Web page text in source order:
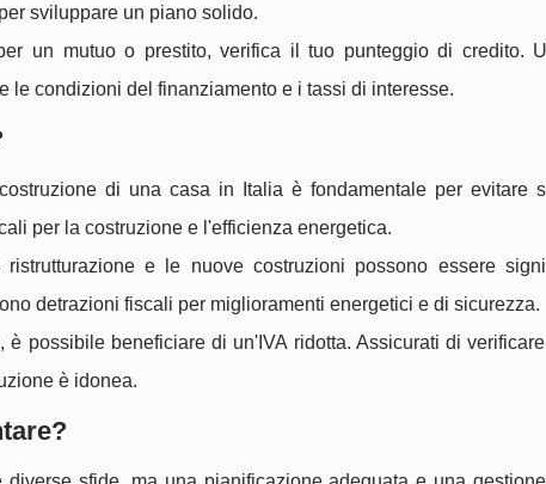
sviluppare un piano solido.
un mutuo o prestito, verifica il tuo punteggio di credito.
le condizioni del finanziamento e i tassi di interesse.
di una casa in Italia è fondamentale per evitare
per la costruzione e l'efficienza energetica.
e le nuove costruzioni possono essere
detrazioni fiscali per miglioramenti energetici e di sicurezza.
è possibile beneficiare di un'IVA ridotta. Assicurati di
è idonea.